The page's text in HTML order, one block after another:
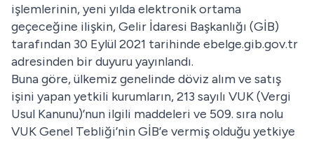
işlemlerinin, yeni yılda elektronik ortama
geçeceğine ilişkin, Gelir İdaresi Başkanlığı (GİB)
tarafından 30 Eylül 2021 tarihinde ebelge.gib.gov.tr
adresinden bir duyuru yayınlandı.
Buna göre, ülkemiz genelinde döviz alım ve satış
işini yapan yetkili kurumların, 213 sayılı VUK (Vergi
Usul Kanunu)’nun ilgili maddeleri ve 509. sıra nolu
VUK Genel Tebliği’nin GİB’e vermiş olduğu yetkiye